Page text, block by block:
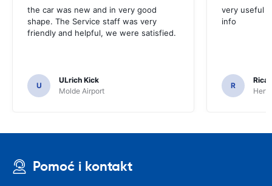
the car was new and in very good
shape. The Service staff was very
friendly and helpful, we were satisfied.
U
ULrich Kick
Molde Airport
very useful
info
R
Pomoć i kontakt